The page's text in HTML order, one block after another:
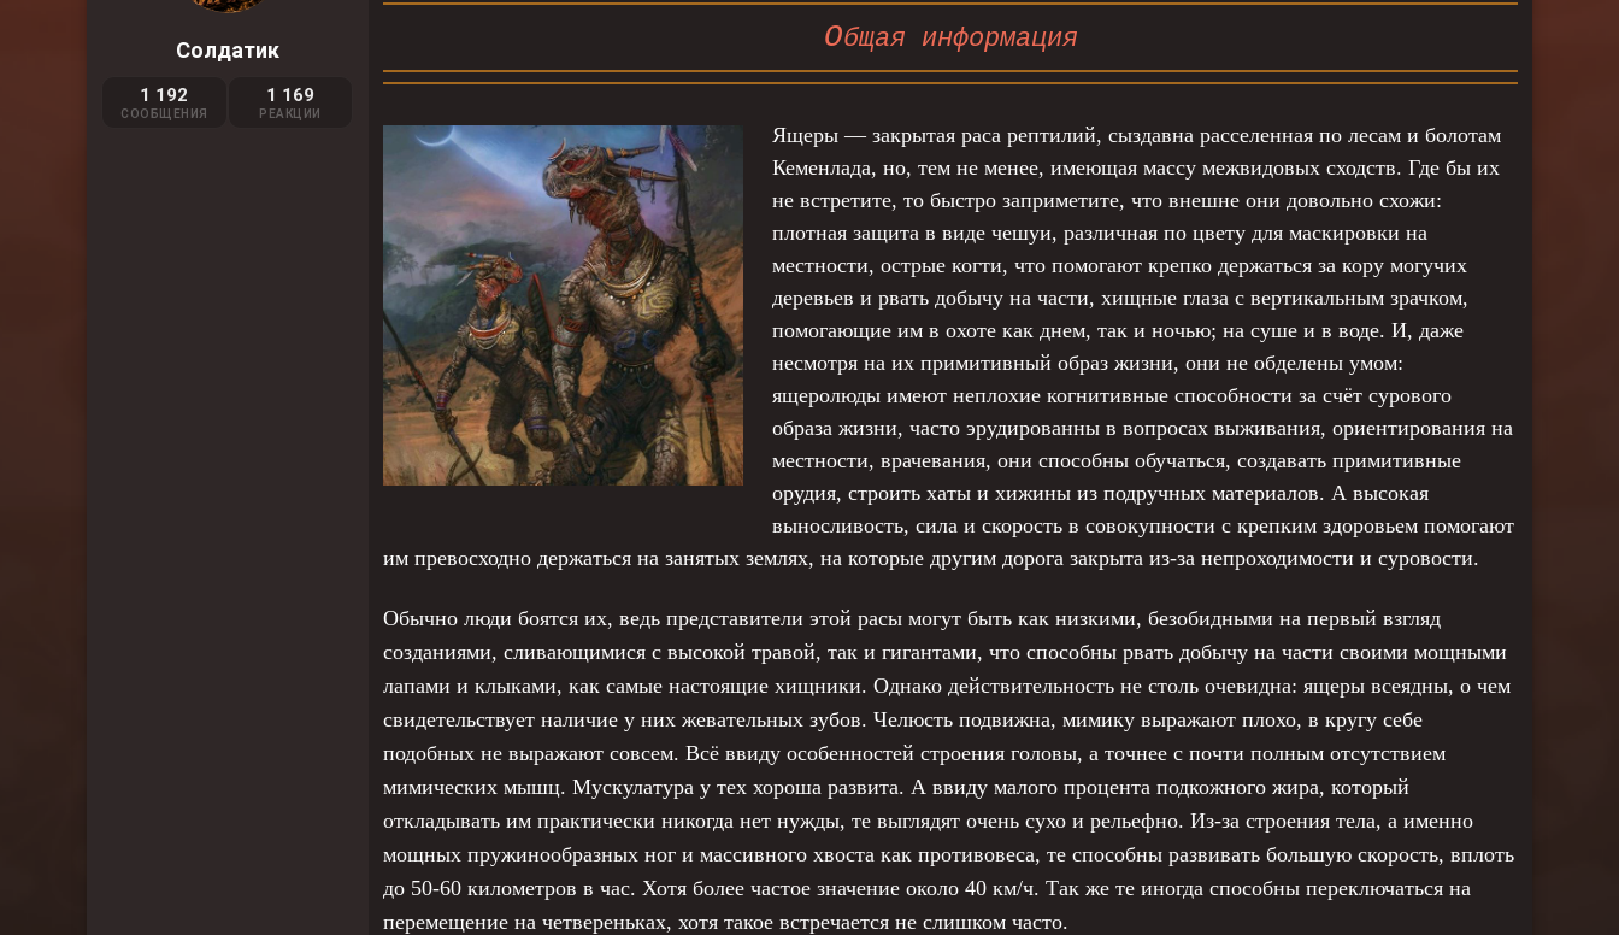
Солдатик
СООБЩЕНИЯ
1 192
РЕАКЦИИ
1 169
Общая информация
Ящеры — закрытая раса рептилий, сыздавна расселенная по лесам и болотам
Кеменлада, но, тем не менее, имеющая массу межвидовых сходств. Где бы их
не встретите, то быстро заприметите, что внешне они довольно схожи:
плотная защита в виде чешуи, различная по цвету для маскировки на
местности, острые когти, что помогают крепко держаться за кору могучих
деревьев и рвать добычу на части, хищные глаза с вертикальным зрачком,
помогающие им в охоте как днем, так и ночью; на суше и в воде. И, даже
несмотря на их примитивный образ жизни, они не обделены умом:
ящеролюды имеют неплохие когнитивные способности за счёт сурового
образа жизни, часто эрудированны в вопросах выживания, ориентирования на
местности, врачевания, они способны обучаться, создавать примитивные
орудия, строить хаты и хижины из подручных материалов. А высокая
выносливость, сила и скорость в совокупности с крепким здоровьем помогают
им превосходно держаться на занятых землях, на которые другим дорога закрыта из-за непроходимости и суровости.
Обычно люди боятся их, ведь представители этой расы могут быть как низкими, безобидными на первый взгляд
созданиями, сливающимися с высокой травой, так и гигантами, что способны рвать добычу на части своими мощными
лапами и клыками, как самые настоящие хищники. Однако действительность не столь очевидна: ящеры всеядны, о чем
свидетельствует наличие у них жевательных зубов. Челюсть подвижна, мимику выражают плохо, в кругу себе
подобных не выражают совсем. Всё ввиду особенностей строения головы, а точнее с почти полным отсутствием
мимических мышц. Мускулатура у тех хороша развита. А ввиду малого процента подкожного жира, который
откладывать им практически никогда нет нужды, те выглядят очень сухо и рельефно. Из-за строения тела, а именно
мощных пружинообразных ног и массивного хвоста как противовеса, те способны развивать большую скорость, вплоть
до 50-60 километров в час. Хотя более частое значение около 40 км/ч. Так же те иногда способны переключаться на
перемещение на четвереньках, хотя такое встречается не слишком часто.